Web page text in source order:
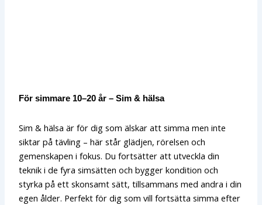
För simmare 10–20 år – Sim & hälsa
Sim & hälsa är för dig som älskar att simma men inte
siktar på tävling – här står glädjen, rörelsen och
gemenskapen i fokus. Du fortsätter att utveckla din
teknik i de fyra simsätten och bygger kondition och
styrka på ett skonsamt sätt, tillsammans med andra i din
egen ålder. Perfekt för dig som vill fortsätta simma efter